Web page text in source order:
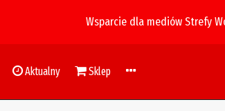
Wsparcie dla mediów Strefy
Aktualny Sklep